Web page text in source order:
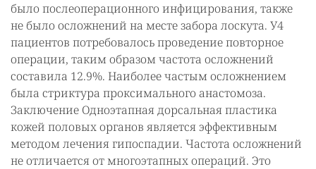
было послеоперационного инфицирования, также
не было осложнений на месте забора лоскута. У4
пациентов потребовалось проведение повторное
операции, таким образом частота осложнений
составила 12.9%. Наиболее частым осложнением
была стриктура проксимального анастомоза.
Заключение Одноэтапная дорсальная пластика
кожей половых органов является эффективным
методом лечения гипоспадии. Частота осложнений
не отличается от многоэтапных операций. Это